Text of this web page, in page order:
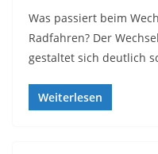
Was passiert beim
Radfahren? Der
gestaltet sich deutlich
Weiterlesen